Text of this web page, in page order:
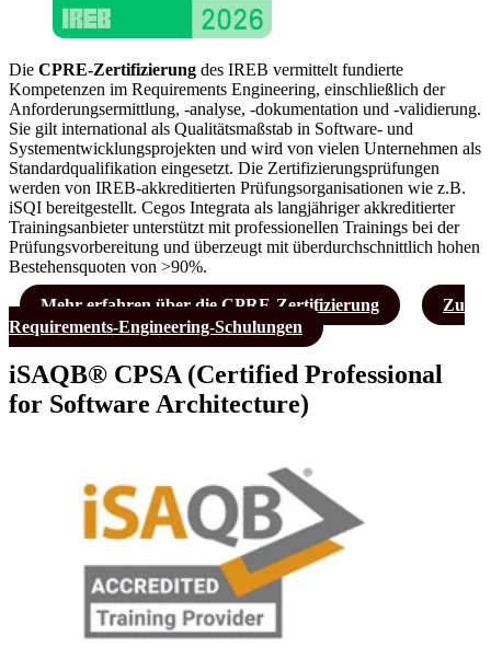
Die CPRE-Zertifizierung des IREB vermittelt fundierte
Kompetenzen im Requirements Engineering, einschließlich der
Anforderungsermittlung, -analyse, -dokumentation und -validierung.
Sie gilt international als Qualitätsmaßstab in Software- und
Systementwicklungsprojekten und wird von vielen Unternehmen als
Standardqualifikation eingesetzt. Die Zertifizierungsprüfungen
werden von IREB-akkreditierten Prüfungsorganisationen wie z.B.
iSQI bereitgestellt. Cegos Integrata als langjähriger akkreditierter
Trainingsanbieter unterstützt mit professionellen Trainings bei der
Prüfungsvorbereitung und überzeugt mit überdurchschnittlich hohen
Bestehensquoten von >90%.
Mehr erfahren über die CPRE-Zertifizierung
Zu
Requirements-Engineering-Schulungen
iSAQB® CPSA (Certified Professional
for Software Architecture)